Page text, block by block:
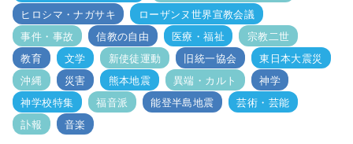
ヒロシマ・ナガサキ
ローザンヌ世界宣教会議
事件・事故
信教の自由 医療・福祉
宗教二世
教育
文学 新使徒運動 旧統一協会
東日本大震災
沖縄
災害 熊本地震 異端・カルト
神学
神学校特集
福音派 能登半島地震
芸術・芸能
訃報
音楽